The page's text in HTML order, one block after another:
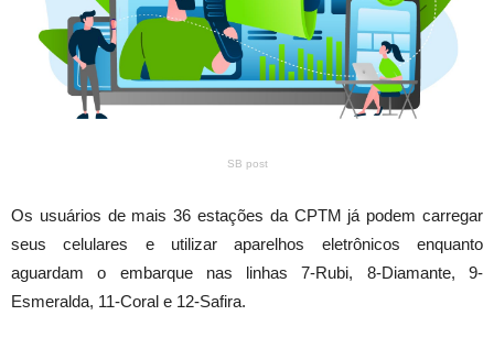
SB post
Os usuários de mais 36 estações da CPTM já podem carregar
seus celulares e utilizar aparelhos eletrônicos enquanto
aguardam o embarque nas linhas 7-Rubi, 8-Diamante, 9-
Esmeralda, 11-Coral e 12-Safira.